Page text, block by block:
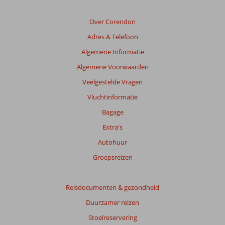
Over Corendon
Adres & Telefoon
Algemene Informatie
Algemene Voorwaarden
Veelgestelde Vragen
Vluchtinformatie
Bagage
Extra's
Autohuur
Groepsreizen
Reisdocumenten & gezondheid
Duurzamer reizen
Stoelreservering